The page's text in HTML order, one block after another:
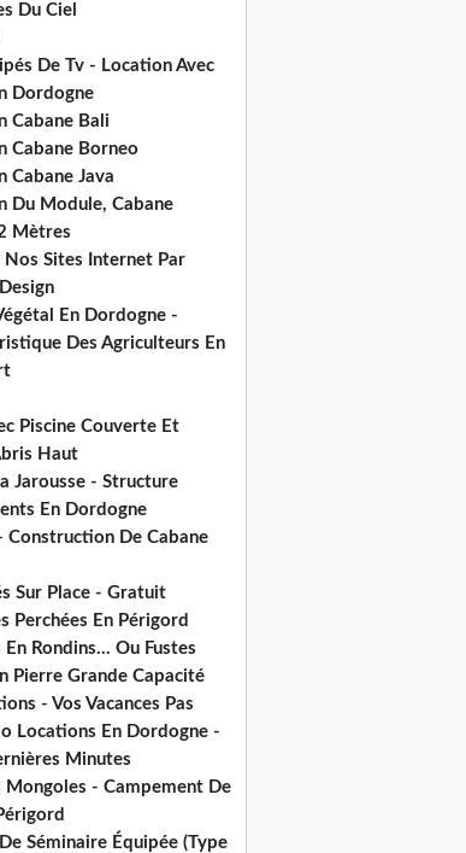
Du Ciel
De Tv - Location Avec
Dordogne
Cabane Bali
Cabane Borneo
Cabane Java
Du Module, Cabane
Mètres
Sites Internet Par
En Dordogne -
Des Agriculteurs En
Piscine Couverte Et
Haut
Jarousse - Structure
En Dordogne
Construction De Cabane
Sur Place - Gratuit
Perchées En Périgord
Rondins... Ou Fustes
Pierre Grande Capacité
- Vos Vacances Pas
Locations En Dordogne -
Minutes
Mongoles - Campement De
Séminaire Équipée (Type